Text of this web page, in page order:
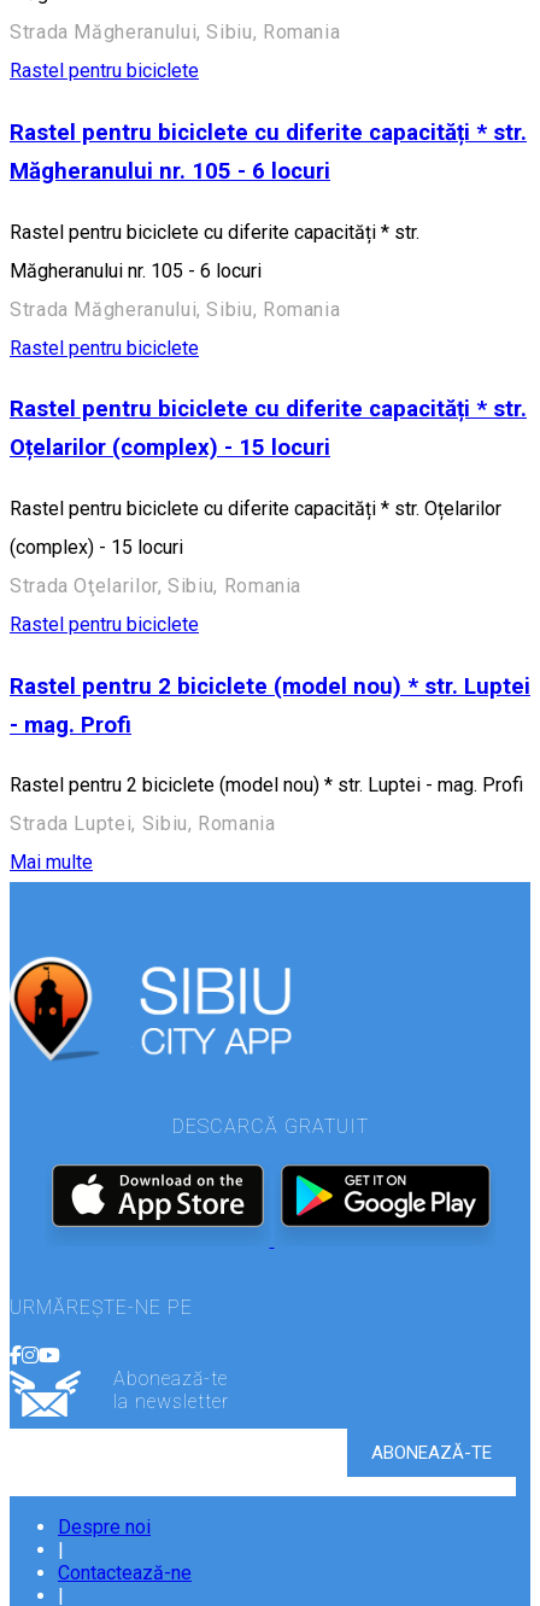
Strada Măgheranului, Sibiu, Romania
Rastel pentru biciclete
Rastel pentru biciclete cu diferite capacități * str.
Măgheranului nr. 105 - 6 locuri
Rastel pentru biciclete cu diferite capacități * str.
Măgheranului nr. 105 - 6 locuri
Strada Măgheranului, Sibiu, Romania
Rastel pentru biciclete
Rastel pentru biciclete cu diferite capacități * str.
Oțelarilor (complex) - 15 locuri
Rastel pentru biciclete cu diferite capacități * str. Oțelarilor
(complex) - 15 locuri
Strada Oţelarilor, Sibiu, Romania
Rastel pentru biciclete
Rastel pentru 2 biciclete (model nou) * str. Luptei
- mag. Profi
Rastel pentru 2 biciclete (model nou) * str. Luptei - mag. Profi
Strada Luptei, Sibiu, Romania
Mai multe
DESCARCĂ GRATUIT
URMĂREȘTE-NE PE
Abonează-te
la newsletter
Despre noi
Contactează-ne